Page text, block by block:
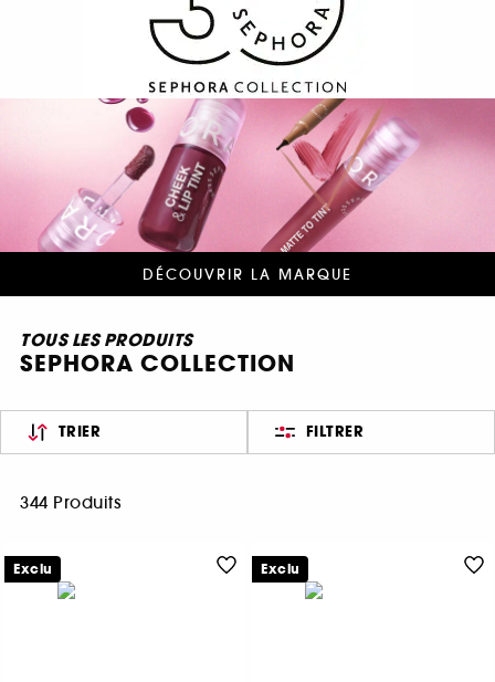
DÉCOUVRIR LA MARQUE
TOUS LES PRODUITS
SEPHORA COLLECTION
TRIER FILTRER
344 Produits
Exclu Exclu